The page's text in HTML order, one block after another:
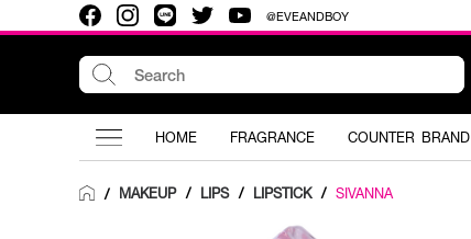
@EVEANDBOY
HOME FRAGRANCE COUNTER BRAND
/ MAKEUP / LIPS / LIPSTICK / SIVANNA